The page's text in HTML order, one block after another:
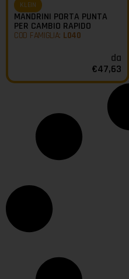
KLEIN
MANDRINI PORTA PUNTA
PER CAMBIO RAPIDO
COD FAMIGLIA: L040
da
€47,63